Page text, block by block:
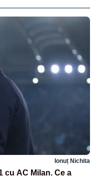
Ionuț Nichita
cu AC Milan. Ce a